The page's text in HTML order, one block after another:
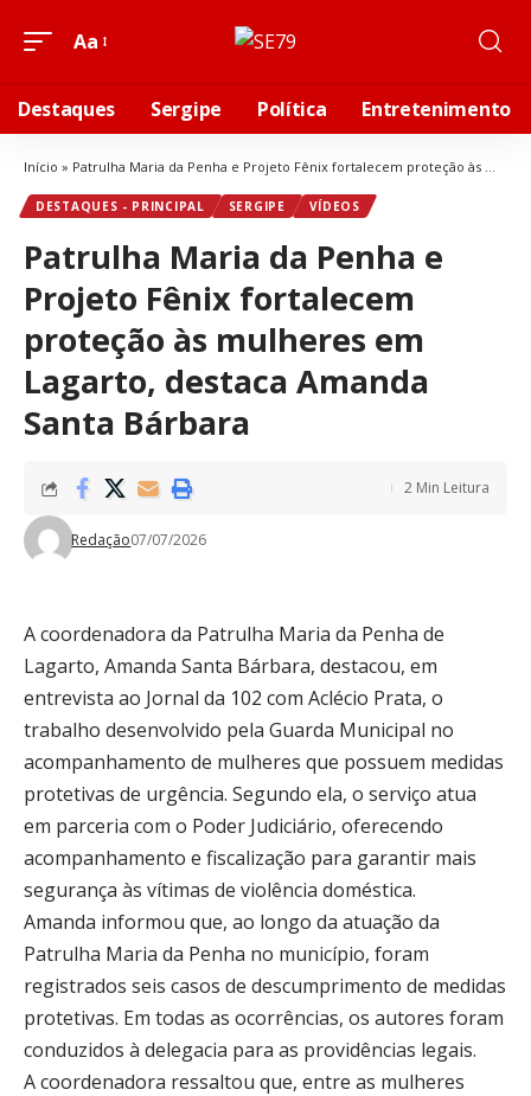
Aa
Destaques Sergipe Política Entretenimento
Início » Patrulha Maria da Penha e Projeto Fênix fortalecem proteção às mulheres em Lagarto, destaca Amanda Santa Bárbara
DESTAQUES - PRINCIPAL SERGIPE VÍDEOS
Patrulha Maria da Penha e
Projeto Fênix fortalecem
proteção às mulheres em
Lagarto, destaca Amanda
Santa Bárbara
Redação07/07/2026
2 Min Leitura
A coordenadora da Patrulha Maria da Penha de
Lagarto, Amanda Santa Bárbara, destacou, em
entrevista ao Jornal da 102 com Aclécio Prata, o
trabalho desenvolvido pela Guarda Municipal no
acompanhamento de mulheres que possuem medidas
protetivas de urgência. Segundo ela, o serviço atua
em parceria com o Poder Judiciário, oferecendo
acompanhamento e fiscalização para garantir mais
segurança às vítimas de violência doméstica.
Amanda informou que, ao longo da atuação da
Patrulha Maria da Penha no município, foram
registrados seis casos de descumprimento de medidas
protetivas. Em todas as ocorrências, os autores foram
conduzidos à delegacia para as providências legais.
A coordenadora ressaltou que, entre as mulheres